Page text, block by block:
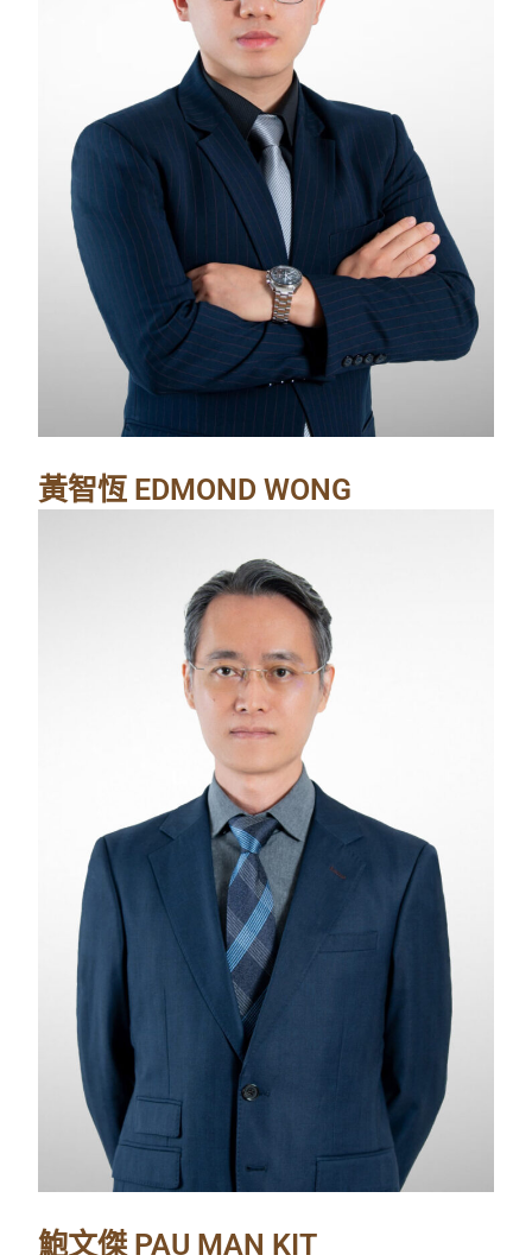
黃智恆 EDMOND WONG
鮑文傑 PAU MAN KIT